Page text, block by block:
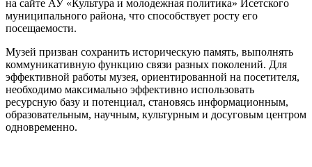
на сайте АУ «Культура и молодежная политика» Исетского
муниципального района, что способствует росту его
посещаемости.
Музей призван сохранить историческую память, выполнять
коммуникативную функцию связи разных поколений. Для
эффективной работы музея, ориентированной на посетителя,
необходимо максимально эффективно использовать
ресурсную базу и потенциал, становясь информационным,
образовательным, научным, культурным и досуговым центром
одновременно.